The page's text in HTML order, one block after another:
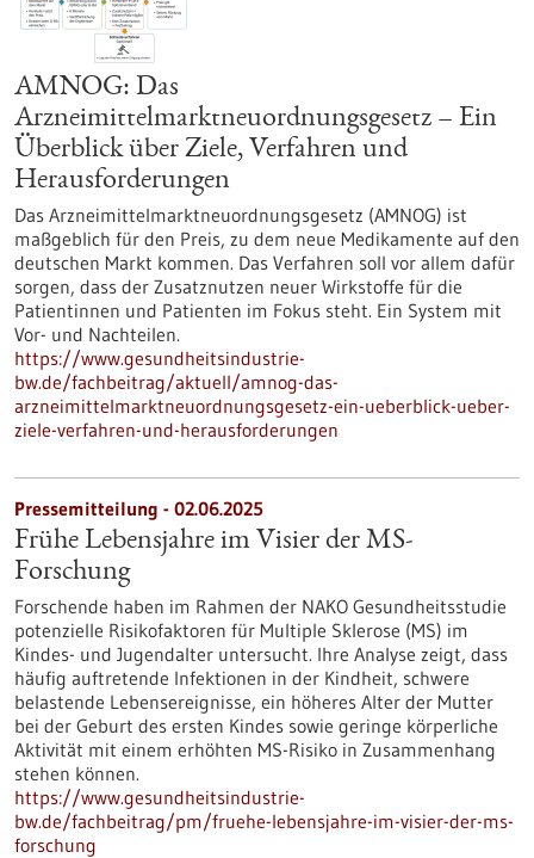
AMNOG: Das
Arzneimittelmarktneuordnungsgesetz – Ein
Überblick über Ziele, Verfahren und
Herausforderungen
Das Arzneimittelmarktneuordnungsgesetz (AMNOG) ist
maßgeblich für den Preis, zu dem neue Medikamente auf den
deutschen Markt kommen. Das Verfahren soll vor allem dafür
sorgen, dass der Zusatznutzen neuer Wirkstoffe für die
Patientinnen und Patienten im Fokus steht. Ein System mit
Vor- und Nachteilen.
https://www.gesundheitsindustrie-
bw.de/fachbeitrag/aktuell/amnog-das-
arzneimittelmarktneuordnungsgesetz-ein-ueberblick-ueber-
ziele-verfahren-und-herausforderungen
Pressemitteilung - 02.06.2025
Frühe Lebensjahre im Visier der MS-
Forschung
Forschende haben im Rahmen der NAKO Gesundheitsstudie
potenzielle Risikofaktoren für Multiple Sklerose (MS) im
Kindes- und Jugendalter untersucht. Ihre Analyse zeigt, dass
häufig auftretende Infektionen in der Kindheit, schwere
belastende Lebensereignisse, ein höheres Alter der Mutter
bei der Geburt des ersten Kindes sowie geringe körperliche
Aktivität mit einem erhöhten MS-Risiko in Zusammenhang
stehen können.
https://www.gesundheitsindustrie-
bw.de/fachbeitrag/pm/fruehe-lebensjahre-im-visier-der-ms-
forschung